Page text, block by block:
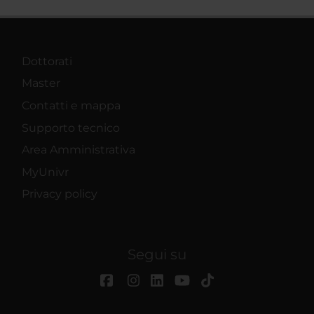
Dottorati
Master
Contatti e mappa
Supporto tecnico
Area Amministrativa
MyUnivr
Privacy policy
Segui su